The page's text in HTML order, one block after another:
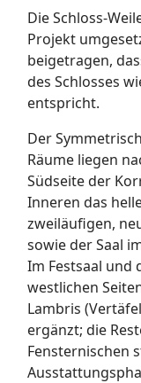
Die Schloss-
Projekt
beigetragen,
des Schlosses
entspricht.
Der
Räume liegen
Südseite der
Inneren das
zweiläufigen,
sowie der Saal
Im Festsaal und
westlichen
Lambris
ergänzt; die
Fensternischen